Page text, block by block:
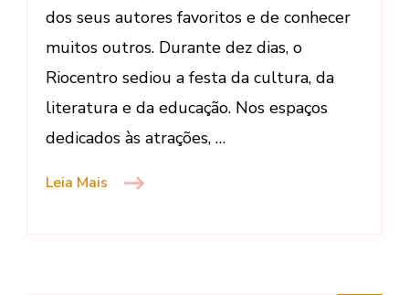
dos seus autores favoritos e de conhecer
muitos outros. Durante dez dias, o
Riocentro sediou a festa da cultura, da
literatura e da educação. Nos espaços
dedicados às atrações, …
Leia Mais